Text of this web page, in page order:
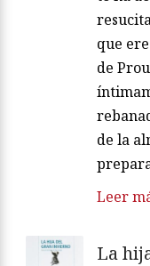
que
de
de la
Leer
La